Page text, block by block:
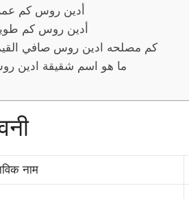
أدين روس كم
أدين روس كم
كم مصلحه ادين روس صافي
ما هو اسم شقيقة ادين
नाम